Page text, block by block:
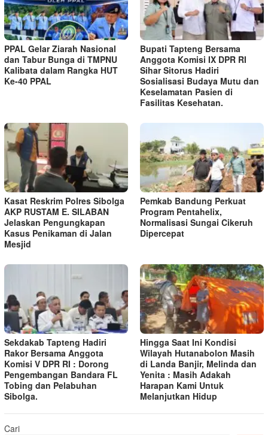
PPAL Gelar Ziarah Nasional
dan Tabur Bunga di TMPNU
Kalibata dalam Rangka HUT
Ke-40 PPAL
Bupati Tapteng Bersama
Anggota Komisi IX DPR RI
Sihar Sitorus Hadiri
Sosialisasi Budaya Mutu dan
Keselamatan Pasien di
Fasilitas Kesehatan.
Kasat Reskrim Polres Sibolga
AKP RUSTAM E. SILABAN
Jelaskan Pengungkapan
Kasus Penikaman di Jalan
Mesjid
Pemkab Bandung Perkuat
Program Pentahelix,
Normalisasi Sungai Cikeruh
Dipercepat
Sekdakab Tapteng Hadiri
Rakor Bersama Anggota
Komisi V DPR RI : Dorong
Pengembangan Bandara FL
Tobing dan Pelabuhan
Sibolga.
Hingga Saat Ini Kondisi
Wilayah Hutanabolon Masih
di Landa Banjir, Melinda dan
Yenita : Masih Adakah
Harapan Kami Untuk
Melanjutkan Hidup
Cari